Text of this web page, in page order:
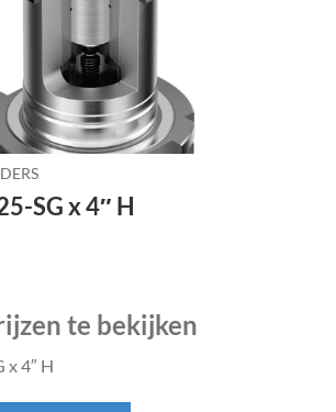
SG x 4″ H
te bekijken
x 4″ H